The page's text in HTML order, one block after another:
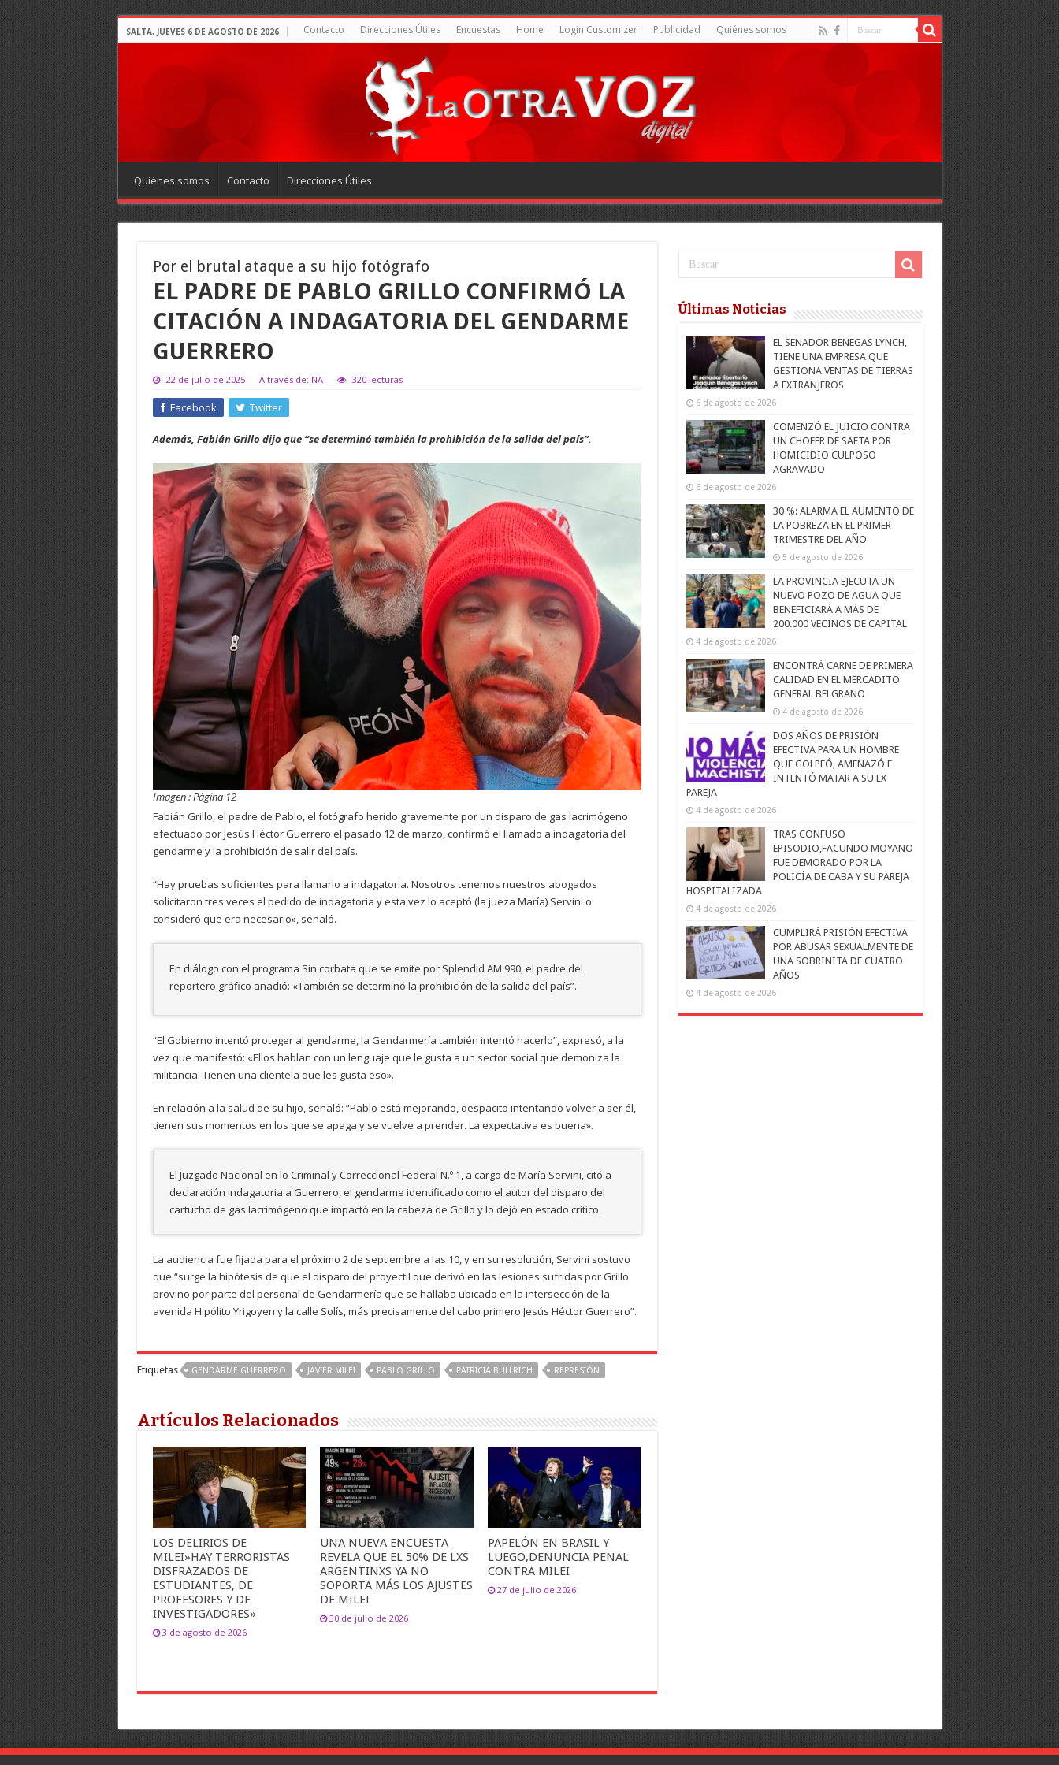
SALTA, JUEVES 6 DE AGOSTO DE 2026 Contacto Direcciones Útiles Encuestas Home Login Customizer Publicidad Quiénes somos
Quiénes somos Contacto Direcciones Útiles
Por el brutal ataque a su hijo fotógrafo
EL PADRE DE PABLO GRILLO CONFIRMÓ LA
CITACIÓN A INDAGATORIA DEL GENDARME
GUERRERO
22 de julio de 2025 A través de: NA 320 lecturas
Facebook Twitter
Además, Fabián Grillo dijo que “se determinó también la prohibición de la salida del país”.
Imagen : Página 12
Fabián Grillo, el padre de Pablo, el fotógrafo herido gravemente por un disparo de gas lacrimógeno
efectuado por Jesús Héctor Guerrero el pasado 12 de marzo, confirmó el llamado a indagatoria del
gendarme y la prohibición de salir del país.
“Hay pruebas suficientes para llamarlo a indagatoria. Nosotros tenemos nuestros abogados
solicitaron tres veces el pedido de indagatoria y esta vez lo aceptó (la jueza María) Servini o
consideró que era necesario», señaló.
En diálogo con el programa Sin corbata que se emite por Splendid AM 990, el padre del
reportero gráfico añadió: «También se determinó la prohibición de la salida del país”.
“El Gobierno intentó proteger al gendarme, la Gendarmería también intentó hacerlo”, expresó, a la
vez que manifestó: «Ellos hablan con un lenguaje que le gusta a un sector social que demoniza la
militancia. Tienen una clientela que les gusta eso».
En relación a la salud de su hijo, señaló: “Pablo está mejorando, despacito intentando volver a ser él,
tienen sus momentos en los que se apaga y se vuelve a prender. La expectativa es buena».
El Juzgado Nacional en lo Criminal y Correccional Federal N.º 1, a cargo de María Servini, citó a
declaración indagatoria a Guerrero, el gendarme identificado como el autor del disparo del
cartucho de gas lacrimógeno que impactó en la cabeza de Grillo y lo dejó en estado crítico.
La audiencia fue fijada para el próximo 2 de septiembre a las 10, y en su resolución, Servini sostuvo
que “surge la hipótesis de que el disparo del proyectil que derivó en las lesiones sufridas por Grillo
provino por parte del personal de Gendarmería que se hallaba ubicado en la intersección de la
avenida Hipólito Yrigoyen y la calle Solís, más precisamente del cabo primero Jesús Héctor Guerrero”.
Etiquetas GENDARME GUERRERO JAVIER MILEI PABLO GRILLO PATRICIA BULLRICH REPRESIÓN
Artículos Relacionados
LOS DELIRIOS DE
MILEI»HAY TERRORISTAS
DISFRAZADOS DE
ESTUDIANTES, DE
PROFESORES Y DE
INVESTIGADORES»
3 de agosto de 2026
UNA NUEVA ENCUESTA
REVELA QUE EL 50% DE LXS
ARGENTINXS YA NO
SOPORTA MÁS LOS AJUSTES
DE MILEI
30 de julio de 2026
PAPELÓN EN BRASIL Y
LUEGO,DENUNCIA PENAL
CONTRA MILEI
27 de julio de 2026
Últimas Noticias
EL SENADOR BENEGAS LYNCH,
TIENE UNA EMPRESA QUE
GESTIONA VENTAS DE TIERRAS
A EXTRANJEROS
6 de agosto de 2026
COMENZÓ EL JUICIO CONTRA
UN CHOFER DE SAETA POR
HOMICIDIO CULPOSO
AGRAVADO
6 de agosto de 2026
30 %: ALARMA EL AUMENTO DE
LA POBREZA EN EL PRIMER
TRIMESTRE DEL AÑO
5 de agosto de 2026
LA PROVINCIA EJECUTA UN
NUEVO POZO DE AGUA QUE
BENEFICIARÁ A MÁS DE
200.000 VECINOS DE CAPITAL
4 de agosto de 2026
ENCONTRÁ CARNE DE PRIMERA
CALIDAD EN EL MERCADITO
GENERAL BELGRANO
4 de agosto de 2026
DOS AÑOS DE PRISIÓN
EFECTIVA PARA UN HOMBRE
QUE GOLPEÓ, AMENAZÓ E
INTENTÓ MATAR A SU EX
PAREJA
4 de agosto de 2026
TRAS CONFUSO
EPISODIO,FACUNDO MOYANO
FUE DEMORADO POR LA
POLICÍA DE CABA Y SU PAREJA
HOSPITALIZADA
4 de agosto de 2026
CUMPLIRÁ PRISIÓN EFECTIVA
POR ABUSAR SEXUALMENTE DE
UNA SOBRINITA DE CUATRO
AÑOS
4 de agosto de 2026